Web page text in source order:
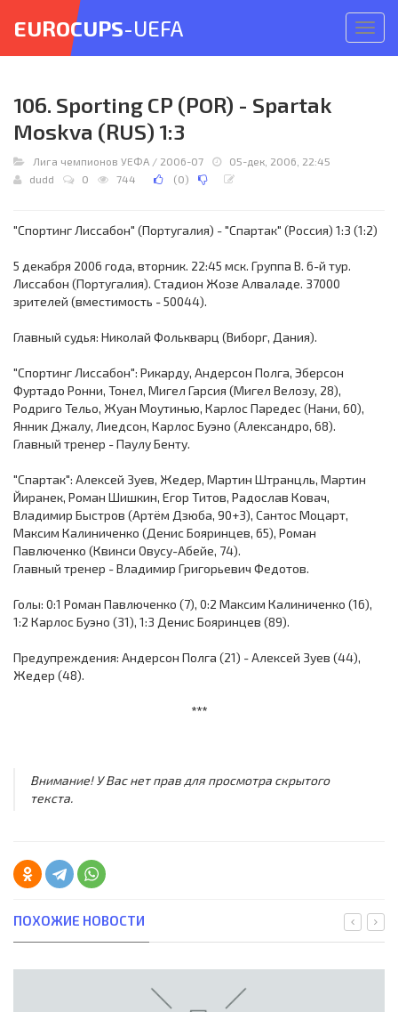
меню
EUROCUPS-UEFA
106. Sporting CP (POR) - Spartak
Moskva (RUS) 1:3
Лига чемпионов УЕФА / 2006-07
05-дек, 2006, 22:45
dudd
0 744 (0)
"Спортинг Лиссабон" (Португалия) - "Спартак" (Россия) 1:3 (1:2)
5 декабря 2006 года, вторник. 22:45 мск. Группа B. 6-й тур.
Лиссабон (Португалия). Стадион Жозе Алваладе. 37000
зрителей (вместимость - 50044).
Главный судья: Николай Фолькварц (Виборг, Дания).
"Спортинг Лиссабон": Рикарду, Андерсон Полга, Эберсон
Фуртадо Ронни, Тонел, Мигел Гарсия (Мигел Велозу, 28),
Родриго Тельо, Жуан Моутинью, Карлос Паредес (Нани, 60),
Янник Джалу, Лиедсон, Карлос Буэно (Александро, 68).
Главный тренер - Паулу Бенту.
"Спартак": Алексей Зуев, Жедер, Мартин Штранцль, Мартин
Йиранек, Роман Шишкин, Егор Титов, Радослав Ковач,
Владимир Быстров (Артём Дзюба, 90+3), Сантос Моцарт,
Максим Калиниченко (Денис Бояринцев, 65), Роман
Павлюченко (Квинси Овусу-Абейе, 74).
Главный тренер - Владимир Григорьевич Федотов.
Голы: 0:1 Роман Павлюченко (7), 0:2 Максим Калиниченко (16),
1:2 Карлос Буэно (31), 1:3 Денис Бояринцев (89).
Предупреждения: Андерсон Полга (21) - Алексей Зуев (44),
Жедер (48).
***
Внимание! У Вас нет прав для просмотра скрытого
текста.
ПОХОЖИЕ НОВОСТИ